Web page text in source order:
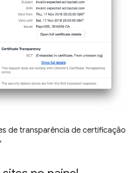
de transparência de certificação